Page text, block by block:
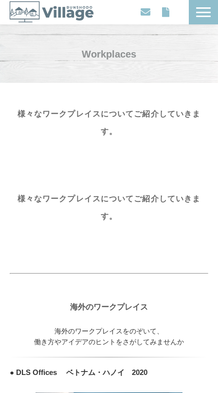
Workplaces
Movies
Workplaces
様々なワークプレイスについてご紹介していきま
す。
様々なワークプレイスについてご紹介していきま
す。
海外のワークプレイス
海外のワークプレイスをのぞいて、
働き方やアイデアのヒントをさがしてみませんか
● DLS Offices ベトナム・ハノイ 2020